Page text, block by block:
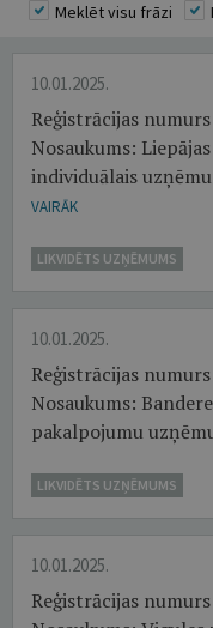
Meklēt visu frāzi
10.01.2025.
Reģistrācijas
Nosaukums:
individuālais
VAIRĀK
LIKVIDĒTS UZŅĒMUMS
10.01.2025.
Reģistrācijas
Nosaukums:
pakalpojumu
LIKVIDĒTS UZŅĒMUMS
10.01.2025.
Reģistrācijas